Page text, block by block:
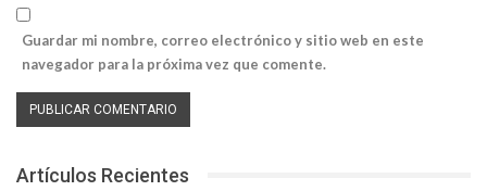
Guardar mi nombre, correo electrónico y sitio web en este
navegador para la próxima vez que comente.
Artículos Recientes